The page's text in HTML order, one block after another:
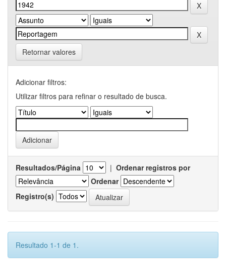
Retornar valores
Adicionar filtros:
Utilizar filtros para refinar o resultado de busca.
Resultados/Página | Ordenar registros por
Ordenar
Registro(s)
Resultado 1-1 de 1.